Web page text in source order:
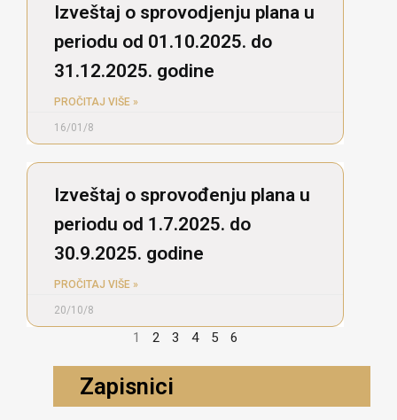
Izveštaj o sprovodjenju plana u
periodu od 01.10.2025. do
31.12.2025. godine
PROČITAJ VIŠE »
16/01/8
Izveštaj o sprovođenju plana u
periodu od 1.7.2025. do
30.9.2025. godine
PROČITAJ VIŠE »
20/10/8
1 2 3 4 5 6
Zapisnici